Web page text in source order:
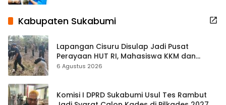
Kabupaten Sukabumi
Lapangan Cisuru Disulap Jadi Pusat
Perayaan HUT RI, Mahasiswa KKM dan
Warga Satukan Tenaga
6 Agustus 2026
Komisi I DPRD Sukabumi Usul Tes Rambut